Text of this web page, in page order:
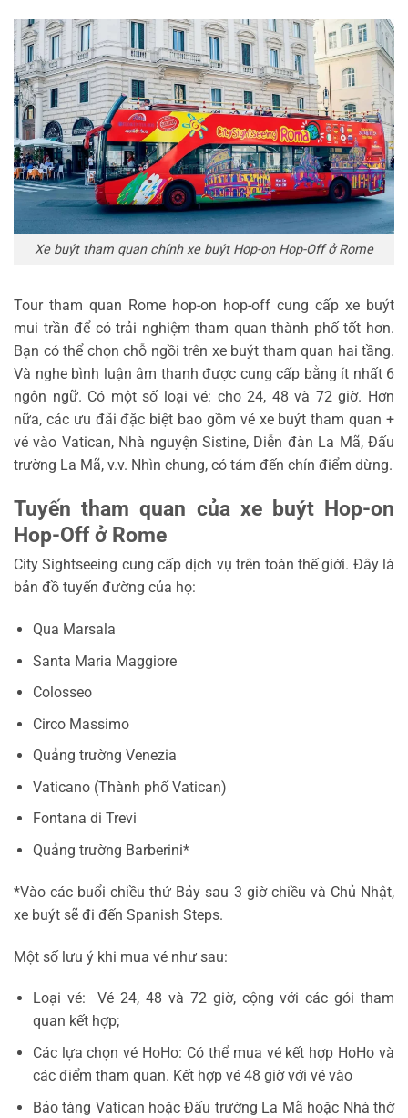
Xe buýt tham quan chính xe buýt Hop-on Hop-Off ở Rome
Tour tham quan Rome hop-on hop-off cung cấp xe buýt
mui trần để có trải nghiệm tham quan thành phố tốt hơn.
Bạn có thể chọn chỗ ngồi trên xe buýt tham quan hai tầng.
Và nghe bình luận âm thanh được cung cấp bằng ít nhất 6
ngôn ngữ. Có một số loại vé: cho 24, 48 và 72 giờ. Hơn
nữa, các ưu đãi đặc biệt bao gồm vé xe buýt tham quan +
vé vào Vatican, Nhà nguyện Sistine, Diễn đàn La Mã, Đấu
trường La Mã, v.v. Nhìn chung, có tám đến chín điểm dừng.
Tuyến tham quan của xe buýt Hop-on
Hop-Off ở Rome
City Sightseeing cung cấp dịch vụ trên toàn thế giới. Đây là
bản đồ tuyến đường của họ:
Qua Marsala
Santa Maria Maggiore
Colosseo
Circo Massimo
Quảng trường Venezia
Vaticano (Thành phố Vatican)
Fontana di Trevi
Quảng trường Barberini*
*Vào các buổi chiều thứ Bảy sau 3 giờ chiều và Chủ Nhật,
xe buýt sẽ đi đến Spanish Steps.
Một số lưu ý khi mua vé như sau:
Loại vé: Vé 24, 48 và 72 giờ, cộng với các gói tham
quan kết hợp;
Các lựa chọn vé HoHo: Có thể mua vé kết hợp HoHo và
các điểm tham quan. Kết hợp vé 48 giờ với vé vào
Bảo tàng Vatican hoặc Đấu trường La Mã hoặc Nhà thờ